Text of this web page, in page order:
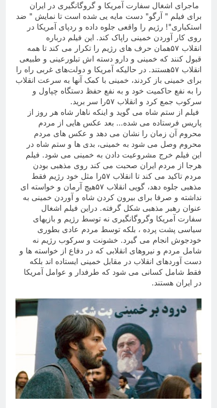
ماجرای اشغال سفارت آمریکا و گروگانگیری در ایران
برای فیلم " آرگو" دست مایه یی شده است تا نمایش " ضد
استکباری"! رژیم را واقعی جلوه داده و ردپای آمریکا در
روی کار آوردن خمینی راپاک کند. این فیلم درباره
انقلاب ۵۷همان حرف های رژیم را تکرار می کند تا همه
قبول کنند که خمینی و دارو دسته اش تبلورعینی و طبیعی
انقلاب ۵۷هستند. در حالیکه آمریکا و دولت‌های غربی راه را
برای خمینی باز کردند، خمینی با کمک آنها به سرعت انقلاب
را به نفع حاکمیت خود و به نفع حفظ دستگاه چپاول و
سرکوب جمع کرد و انقلاب ۵۷را سر برید
.
فیلم از ستم شاه می گوید و اینکه ناهار شاه هر روز از
پاریس فرستاده می شده… بعد عکس هایی از مردم
محروم آن زمان را نشان می دهد و عکس های مردم
محروم وصل می شود به خمینی، بدی ها و ستم شاه در
این فیلم خرج مشروعیت دادن به خمینی می شود. فیلم
هرجا از مردم ایران صحبت می کند روی مذهبی بودن
مردم تاکید می کند تا انقلاب ۵۷را مثل خود رژیم فقط
مذهبی جلوه دهد، گویی انقلاب ۵۷هیچ آرمان و خواسته ای
نداشته و صرفا برای بیرون کردن شاه و آوردن خمینی به
عنوان رهبر مذهبی شکل گرفته. دراین فیلم اشغال
سفارت آمریکا وگروگانگیری نه توسط رژیم و بازیهای
سیاسی پشت پرده ، بلکه توسط مردم عادی بطوری
خودجوش انجام می گیرد. خشونت و سرکوب رژیم نه
شامل مردم و نیروهای انقلابی که در دفاع از خواسته ها و
دست آوردهای انقلاب در مقابل خمینی ایستاده اند بلکه
فقط شامل کسانی می شود که طرفدار و عوامل آمریکا
در ایران هستند.